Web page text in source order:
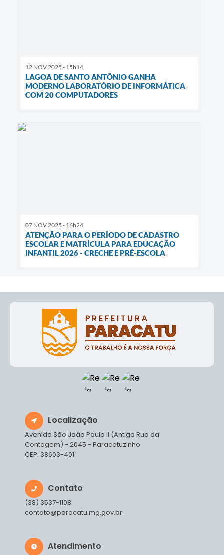
12 NOV 2025 - 15h14
LAGOA DE SANTO ANTÔNIO GANHA
MODERNO LABORATÓRIO DE INFORMÁTICA
COM 20 COMPUTADORES
07 NOV 2025 - 16h24
ATENÇÃO PARA O PERÍODO DE CADASTRO
ESCOLAR E MATRÍCULA PARA EDUCAÇÃO
INFANTIL 2026 - CRECHE E PRÉ-ESCOLA
Localização
Avenida São João Paulo II (Antiga Rua da
Contagem) - 2045 - Paracatuzinho
CEP: 38603-401
Contato
(38) 3537-1108
contato@paracatu.mg.gov.br
Atendimento